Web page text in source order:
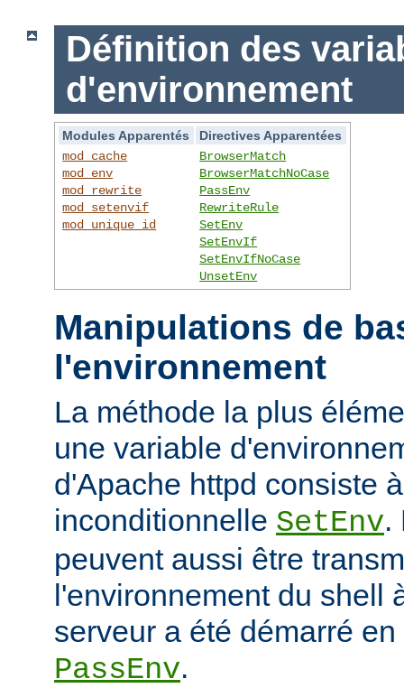
Définition des
d'environnement
Modules Apparentés
Directives Apparentées
mod_cache
mod_env
mod_rewrite
mod_setenvif
mod_unique_id
BrowserMatch
BrowserMatchNoCase
PassEnv
RewriteRule
SetEnv
SetEnvIf
SetEnvIfNoCase
UnsetEnv
Manipulations de
l'environnement
La méthode la plus
une variable
d'Apache httpd consiste
inconditionnelle SetEnv.
peuvent aussi être
l'environnement du shell
serveur a été démarré
PassEnv.